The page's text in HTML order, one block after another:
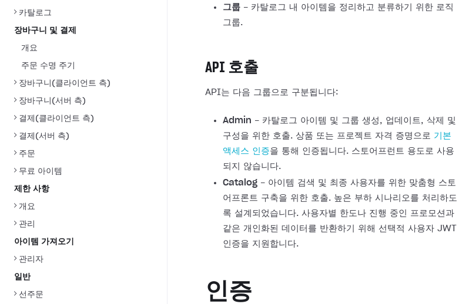
카탈로그
장바구니 및 결제
개요
주문 수명 주기
장바구니(클라이언트 측)
장바구니(서버 측)
결제(클라이언트 측)
결제(서버 측)
주문
무료 아이템
제한 사항
개요
관리
아이템 가져오기
관리자
일반
선주문
그룹 - 카탈로그 내 아이템을 정리하고 분류하기 위한 로직
그룹.
API 호출
API는 다음 그룹으로 구분됩니다:
Admin - 카탈로그 아이템 및 그룹 생성, 업데이트, 삭제 및
구성을 위한 호출. 상품 또는 프로젝트 자격 증명으로 기본
액세스 인증을 통해 인증됩니다. 스토어프런트 용도로 사용
되지 않습니다.
Catalog - 아이템 검색 및 최종 사용자를 위한 맞춤형 스토
어프론트 구축을 위한 호출. 높은 부하 시나리오를 처리하도
록 설계되었습니다. 사용자별 한도나 진행 중인 프로모션과
같은 개인화된 데이터를 반환하기 위해 선택적 사용자 JWT
인증을 지원합니다.
인증